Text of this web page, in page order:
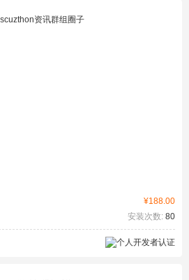
¥188.00
安装次数: 80